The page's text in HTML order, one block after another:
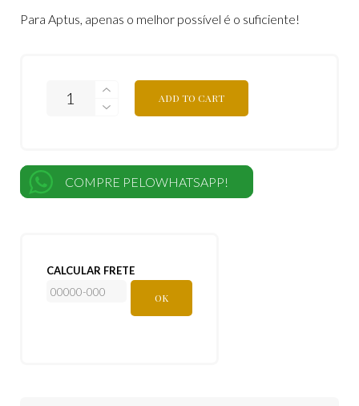
Para Aptus, apenas o melhor possível é o suficiente!
ADD TO CART
COMPRE PELOWHATSAPP!
CALCULAR FRETE
OK